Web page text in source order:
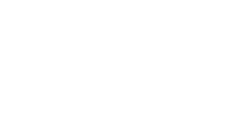
alimentaires pour perdre du poids : privilégiez les aliments à IG bas »